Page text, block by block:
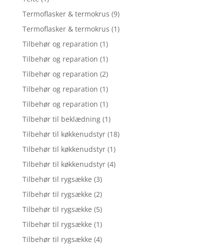
Termoflasker & termokrus (9)
Termoflasker & termokrus (1)
Tilbehør og reparation (1)
Tilbehør og reparation (1)
Tilbehør og reparation (2)
Tilbehør og reparation (1)
Tilbehør og reparation (1)
Tilbehør til beklædning (1)
Tilbehør til køkkenudstyr (18)
Tilbehør til køkkenudstyr (1)
Tilbehør til køkkenudstyr (4)
Tilbehør til rygsække (3)
Tilbehør til rygsække (2)
Tilbehør til rygsække (5)
Tilbehør til rygsække (1)
Tilbehør til rygsække (4)